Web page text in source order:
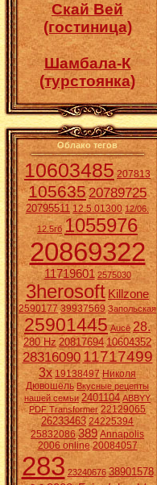
Скай Вей
(гостиница)
Шамбала-К
(турстоянка)
Облако тегов
10603485 207813
10563520789725
20795511 12.5.01300 12/06.
12.5гб 1055976
20869322
11719601 2575030
3herosoft Killzone
2590177 39937569 Запольская
25901445 Aucē 28.
280 Hz 20817694 10604352
2831609011717499
3x 19138497 Николя
Дювошель Вкусные рецепты
нашей семьи 2401104 ABBYY
PDF Transformer 22129065
26233463 24225394
25832086 389 Annapolis
2006 online 20084057
283 23240676 38901578